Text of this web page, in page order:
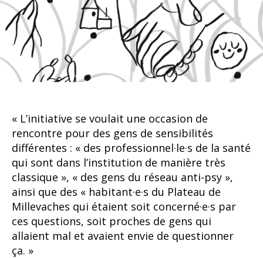
« L’initiative se voulait une occasion de
rencontre pour des gens de sensibilités
différentes : « des professionnel·le·s de la santé
qui sont dans l’institution de manière très
classique », « des gens du réseau anti-psy »,
ainsi que des « habitant·e·s du Plateau de
Millevaches qui étaient soit concerné·e·s par
ces questions, soit proches de gens qui
allaient mal et avaient envie de questionner
ça. »